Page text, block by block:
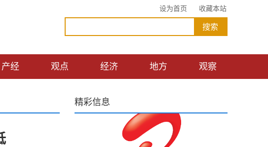
设为首页 收藏本站
产经 观点 经济 地方 观察
精彩信息